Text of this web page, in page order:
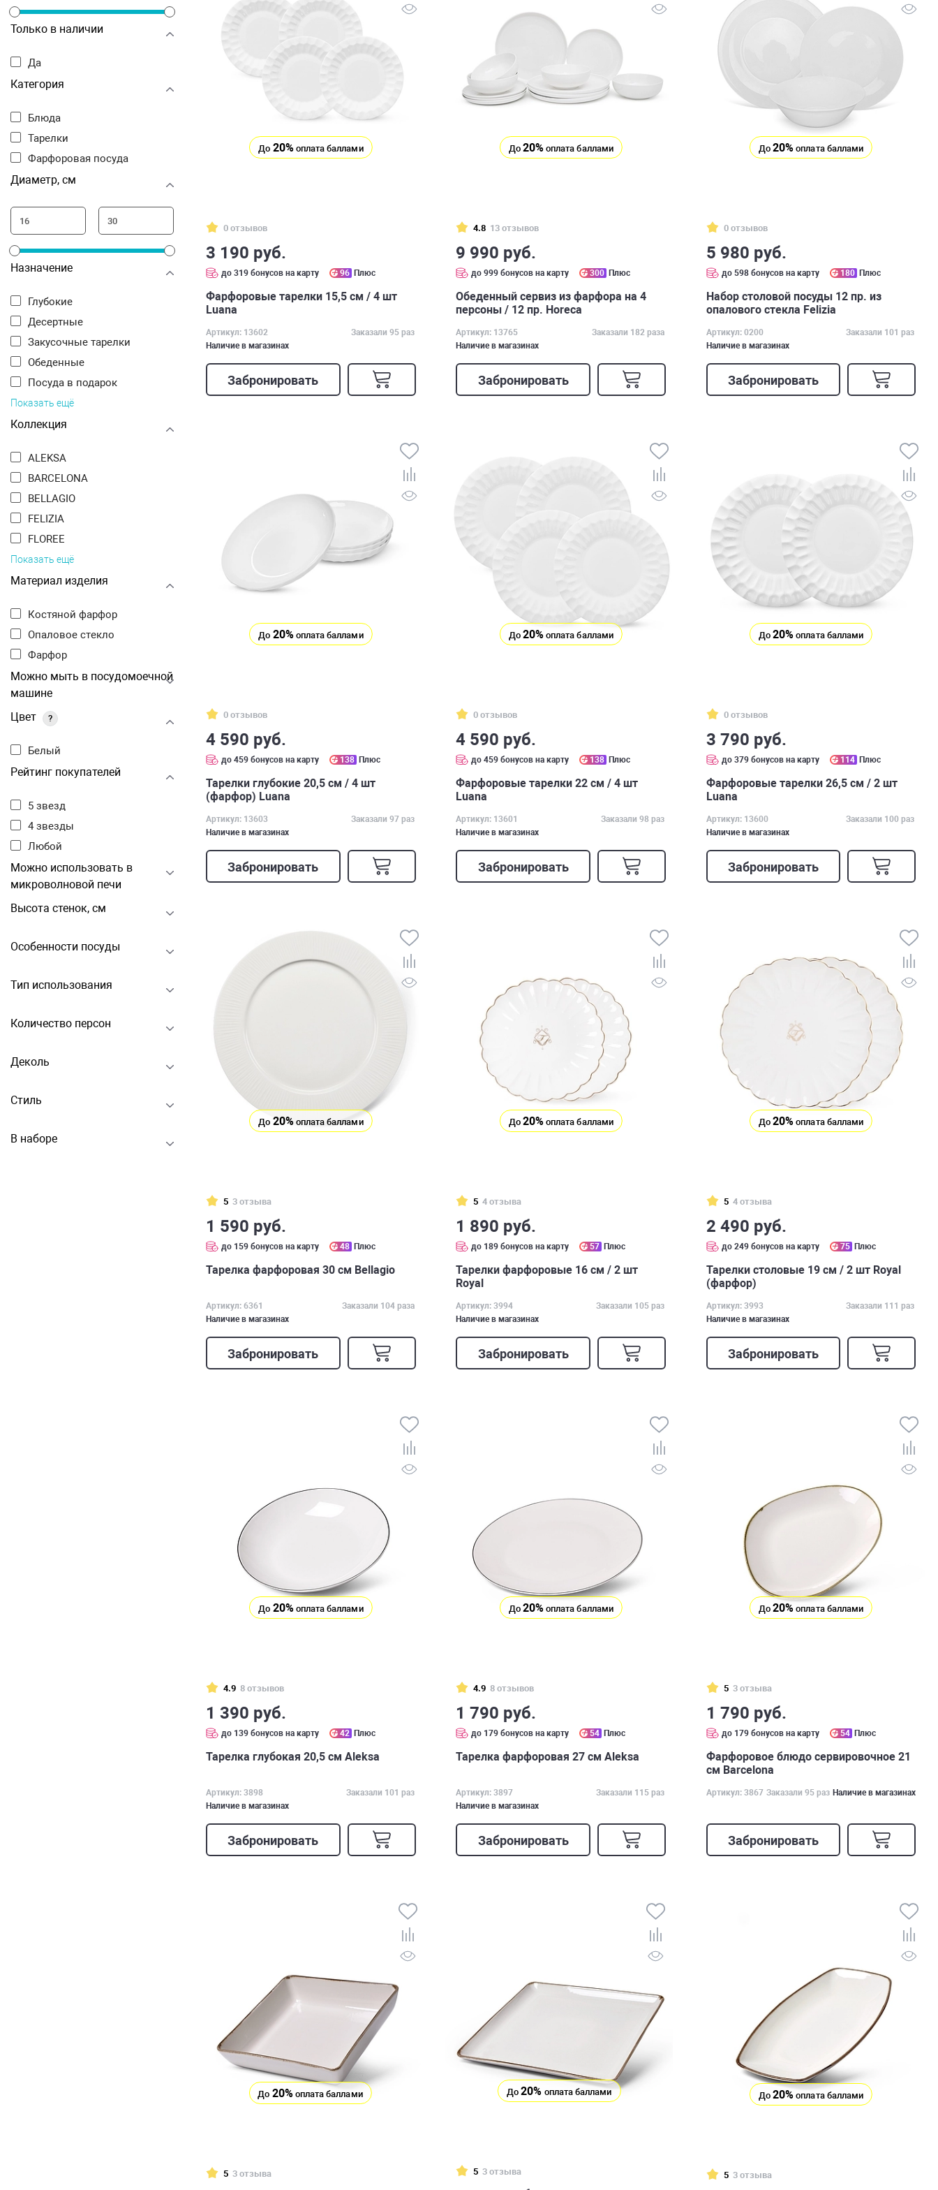
Только в наличии
Да
Категория
Блюда
Тарелки
Фарфоровая посуда
Диаметр, см
Назначение
Глубокие
Десертные
Закусочные тарелки
Обеденные
Посуда в подарок
Показать ещё
Коллекция
ALEKSA
BARCELONA
BELLAGIO
FELIZIA
FLOREE
Показать ещё
Материал изделия
Костяной фарфор
Опаловое стекло
Фарфор
Можно мыть в посудомоечной
машине
Цвет
?
Белый
Рейтинг покупателей
5 звезд
4 звезды
Любой
Можно использовать в
микроволновой печи
Высота стенок, см
Особенности посуды
Тип использования
Количество персон
Деколь
Стиль
В наборе
До 20% оплата баллами
0 отзывов
3 190 руб.
до 319 бонусов на карту 96 Плюс
Фарфоровые тарелки 15,5 см / 4 шт
Luana
Артикул: 13602
Заказали 95 раз
Наличие в магазинах
Забронировать
До 20% оплата баллами
4.8 13 отзывов
9 990 руб.
до 999 бонусов на карту 300 Плюс
Обеденный сервиз из фарфора на 4
персоны / 12 пр. Horeca
Артикул: 13765
Заказали 182 раза
Наличие в магазинах
Забронировать
До20% оплата баллами
0 отзывов
5 980 руб.
до 598 бонусов на карту 180 Плюс
Набор столовой посуды 12 пр. из
опалового стекла Felizia
Артикул: 0200
Заказали 101 раз
Наличие в магазинах
Забронировать
До 20% оплата баллами
0 отзывов
4 590 руб.
до 459 бонусов на карту 138 Плюс
Тарелки глубокие 20,5 см / 4 шт
(фарфор) Luana
Артикул: 13603
Заказали 97 раз
Наличие в магазинах
Забронировать
До 20% оплата баллами
0 отзывов
4 590 руб.
до 459 бонусов на карту 138 Плюс
Фарфоровые тарелки 22 см / 4 шт
Luana
Артикул: 13601
Заказали 98 раз
Наличие в магазинах
Забронировать
До20% оплата баллами
0 отзывов
3 790 руб.
до 379 бонусов на карту 114 Плюс
Фарфоровые тарелки 26,5 см / 2 шт
Luana
Артикул: 13600
Заказали 100 раз
Наличие в магазинах
Забронировать
До 20%оплата баллами
5 3 отзыва
1 590 руб.
до 159 бонусов на карту 48 Плюс
Тарелка фарфоровая 30 см Bellagio
Артикул: 6361
Заказали 104 раза
Наличие в магазинах
Забронировать
До 20% оплата баллами
5 4 отзыва
1 890 руб.
до 189 бонусов на карту 57 Плюс
Тарелки фарфоровые 16 см / 2 шт
Royal
Артикул: 3994
Заказали 105 раз
Наличие в магазинах
Забронировать
До20% оплата баллами
5 4 отзыва
2 490 руб.
до 249 бонусов на карту 75 Плюс
Тарелки столовые 19 см / 2 шт Royal
(фарфор)
Артикул: 3993
Заказали 111 раз
Наличие в магазинах
Забронировать
До 20% оплата баллами
4.9 8 отзывов
1 390 руб.
до 139 бонусов на карту 42 Плюс
Тарелка глубокая 20,5 см Aleksa
Артикул: 3898
Заказали 101 раз
Наличие в магазинах
Забронировать
До 20% оплата баллами
4.9 8 отзывов
1 790 руб.
до 179 бонусов на карту 54 Плюс
Тарелка фарфоровая 27 см Aleksa
Артикул: 3897
Заказали 115 раз
Наличие в магазинах
Забронировать
До20% оплата баллами
5 3 отзыва
1 790 руб.
до 179 бонусов на карту 54 Плюс
Фарфоровое блюдо сервировочное 21
см Barcelona
Артикул: 3867 Заказали 95 раз Наличие в магазинах
Забронировать
До 20% оплата баллами
5 3 отзыва
До20% оплата баллами
5 3 отзыва
До20% оплата баллами
5 3 отзыва